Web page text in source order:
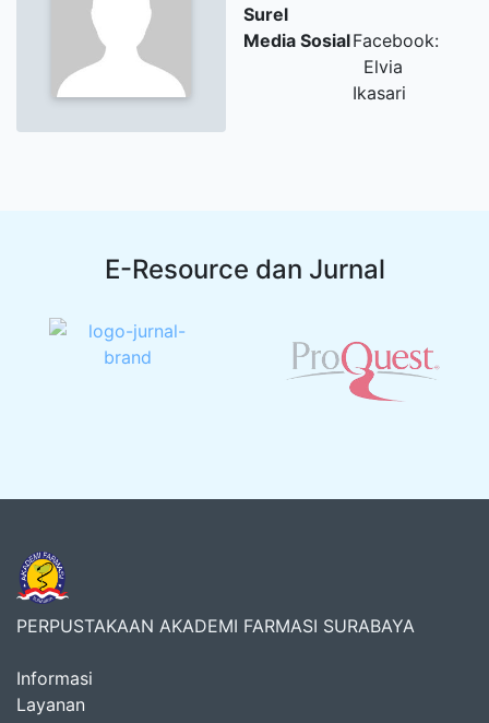
Surel
Media SosialFacebook:
Elvia
Ikasari
E-Resource dan Jurnal
PERPUSTAKAAN AKADEMI FARMASI SURABAYA
Informasi
Layanan